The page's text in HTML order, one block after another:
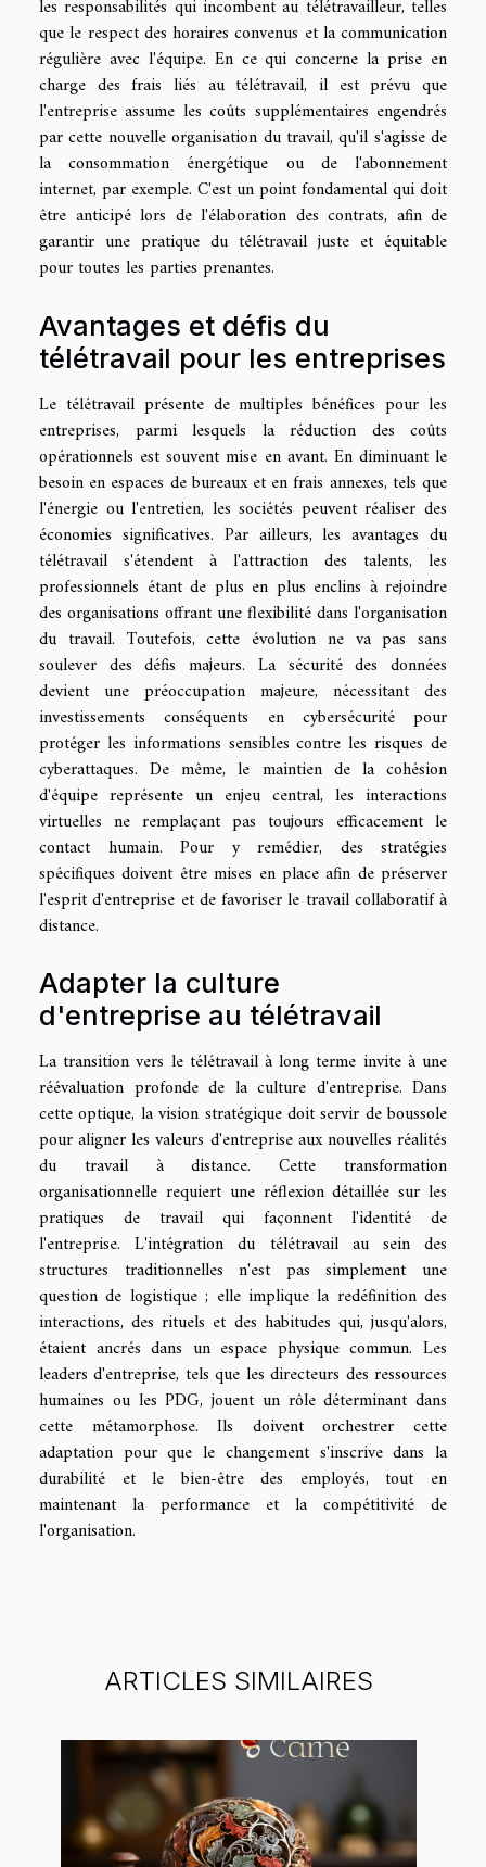
les responsabilités qui incombent au télétravailleur, telles
que le respect des horaires convenus et la communication
régulière avec l'équipe. En ce qui concerne la prise en
charge des frais liés au télétravail, il est prévu que
l'entreprise assume les coûts supplémentaires engendrés
par cette nouvelle organisation du travail, qu'il s'agisse de
la consommation énergétique ou de l'abonnement
internet, par exemple. C'est un point fondamental qui doit
être anticipé lors de l'élaboration des contrats, afin de
garantir une pratique du télétravail juste et équitable
pour toutes les parties prenantes.
Avantages et défis du
télétravail pour les entreprises
Le télétravail présente de multiples bénéfices pour les
entreprises, parmi lesquels la réduction des coûts
opérationnels est souvent mise en avant. En diminuant le
besoin en espaces de bureaux et en frais annexes, tels que
l'énergie ou l'entretien, les sociétés peuvent réaliser des
économies significatives. Par ailleurs, les avantages du
télétravail s'étendent à l'attraction des talents, les
professionnels étant de plus en plus enclins à rejoindre
des organisations offrant une flexibilité dans l'organisation
du travail. Toutefois, cette évolution ne va pas sans
soulever des défis majeurs. La sécurité des données
devient une préoccupation majeure, nécessitant des
investissements conséquents en cybersécurité pour
protéger les informations sensibles contre les risques de
cyberattaques. De même, le maintien de la cohésion
d'équipe représente un enjeu central, les interactions
virtuelles ne remplaçant pas toujours efficacement le
contact humain. Pour y remédier, des stratégies
spécifiques doivent être mises en place afin de préserver
l'esprit d'entreprise et de favoriser le travail collaboratif à
distance.
Adapter la culture
d'entreprise au télétravail
La transition vers le télétravail à long terme invite à une
réévaluation profonde de la culture d'entreprise. Dans
cette optique, la vision stratégique doit servir de boussole
pour aligner les valeurs d'entreprise aux nouvelles réalités
du travail à distance. Cette transformation
organisationnelle requiert une réflexion détaillée sur les
pratiques de travail qui façonnent l'identité de
l'entreprise. L'intégration du télétravail au sein des
structures traditionnelles n'est pas simplement une
question de logistique ; elle implique la redéfinition des
interactions, des rituels et des habitudes qui, jusqu'alors,
étaient ancrés dans un espace physique commun. Les
leaders d'entreprise, tels que les directeurs des ressources
humaines ou les PDG, jouent un rôle déterminant dans
cette métamorphose. Ils doivent orchestrer cette
adaptation pour que le changement s'inscrive dans la
durabilité et le bien-être des employés, tout en
maintenant la performance et la compétitivité de
l'organisation.
ARTICLES SIMILAIRES